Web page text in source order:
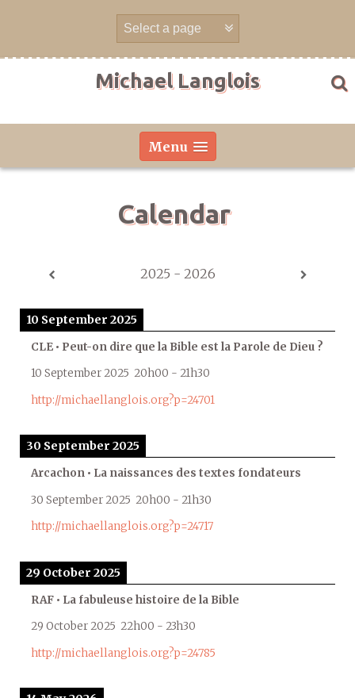
Michael Langlois
Menu
Calendar
2025 - 2026
10 September 2025
CLE • Peut-on dire que la Bible est la Parole de Dieu ?
10 September 2025 20h00 - 21h30
http://michaellanglois.org?p=24701
30 September 2025
Arcachon • La naissances des textes fondateurs
30 September 2025 20h00 - 21h30
http://michaellanglois.org?p=24717
29 October 2025
RAF • La fabuleuse histoire de la Bible
29 October 2025 22h00 - 23h30
http://michaellanglois.org?p=24785